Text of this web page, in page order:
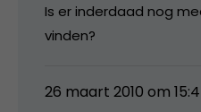
Is er inderdaad nog
vinden?
26 maart 2010 om